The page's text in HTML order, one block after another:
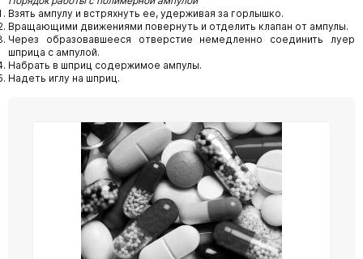
Взять ампулу и встряхнуть ее, удерживая за горлышко.
Вращающими движениями повернуть и отделить клапан от ампулы.
Через образовавшееся отверстие немедленно соединить луер
шприца с ампулой.
Набрать в шприц содержимое ампулы.
Надеть иглу на шприц.